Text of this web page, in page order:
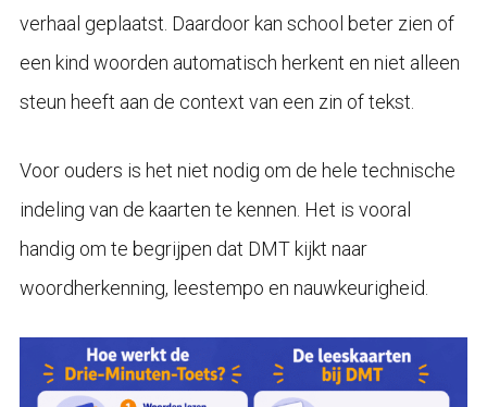
verhaal geplaatst. Daardoor kan school beter zien of
een kind woorden automatisch herkent en niet alleen
steun heeft aan de context van een zin of tekst.
Voor ouders is het niet nodig om de hele technische
indeling van de kaarten te kennen. Het is vooral
handig om te begrijpen dat DMT kijkt naar
woordherkenning, leestempo en nauwkeurigheid.